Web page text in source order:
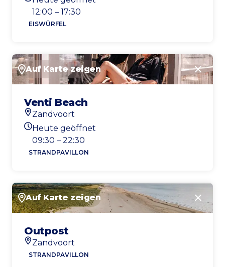
Heutigen Öffnungszeiten
12:00 – 17:30
EISWÜRFEL
Auf Karte zeigen
Venti Beach
Standort
Zandvoort
Heutigen Öffnungszeiten
Heute geöffnet
09:30 – 22:30
STRANDPAVILLON
Auf Karte zeigen
Outpost
Standort
Zandvoort
STRANDPAVILLON